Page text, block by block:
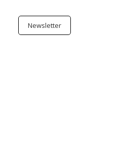
Newsletter